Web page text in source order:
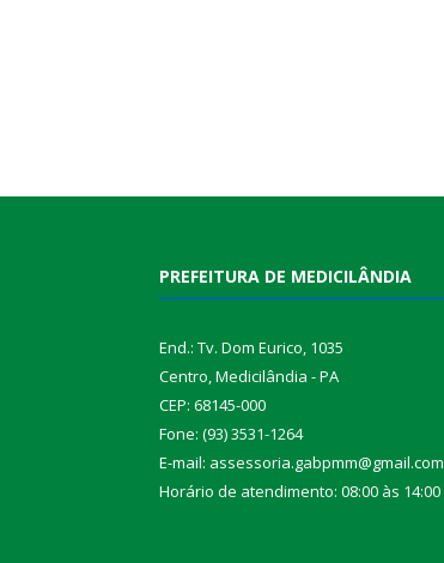
PREFEITURA DE MEDICILÂNDIA
End.: Tv. Dom Eurico, 1035
Centro, Medicilândia - PA
CEP: 68145-000
Fone: (93) 3531-1264
E-mail: assessoria.gabpmm@gmail.com
Horário de atendimento: 08:00 às 14:00